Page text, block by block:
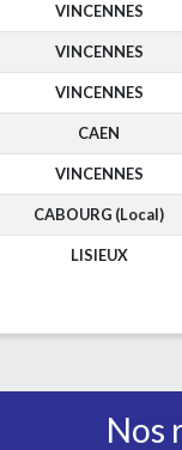
VINCENNES
VINCENNES
VINCENNES
CAEN
VINCENNES
CABOURG (Local)
LISIEUX
Nos